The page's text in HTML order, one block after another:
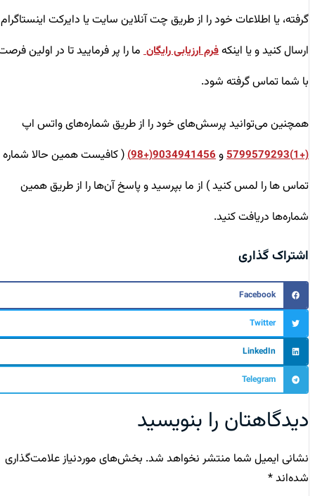
گرفته، یا اطلاعات خود را از طریق چت آنلاین سایت یا دایرکت اینستاگرام
ارسال کنید و یا اینکهفرم ارزیابی رایگانما را پر فرمایید تا در اولین فرصت
با شما تماس گرفته شود.
همچنین می‌توانید پرسش‌های خود را از طریق شماره‌های واتس اپ
(+1)5799579293 و9034941456(+98)
( کافیست همین حالا شماره
تماس ها را لمس کنید ) از ما بپرسید و پاسخ آن‌ها را از طریق همین
شماره‌ها دریافت کنید.
اشتراک گذاری
Facebook
Twitter
LinkedIn
Telegram
دیدگاهتان را بنویسید
نشانی ایمیل شما منتشر نخواهد شد.بخش‌های موردنیاز علامت‌گذاری
شده‌اند*